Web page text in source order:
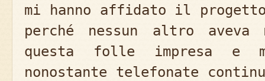
mi hanno affidato il
perché nessun altro aveva
questa folle impresa e
nonostante telefonate